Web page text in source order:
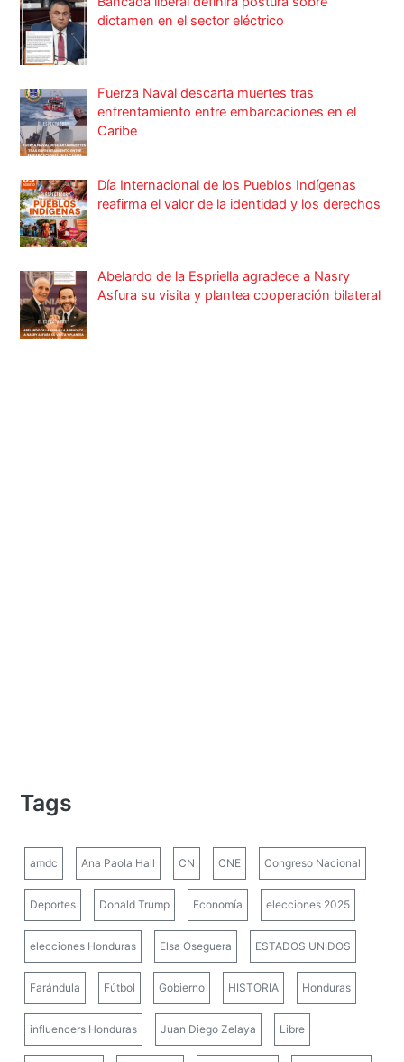
dictamen en el sector eléctrico
Fuerza Naval descarta muertes tras
enfrentamiento entre embarcaciones en el
Caribe
Día Internacional de los Pueblos Indígenas
reafirma el valor de la identidad y los derechos
Abelardo de la Espriella agradece a Nasry
Asfura su visita y plantea cooperación bilateral
Tags
amdc Ana Paola Hall CN CNE Congreso Nacional
Deportes Donald Trump Economía elecciones 2025
elecciones Honduras Elsa Oseguera ESTADOS UNIDOS
Farándula Fútbol Gobierno HISTORIA Honduras
influencers Honduras Juan Diego Zelaya Libre